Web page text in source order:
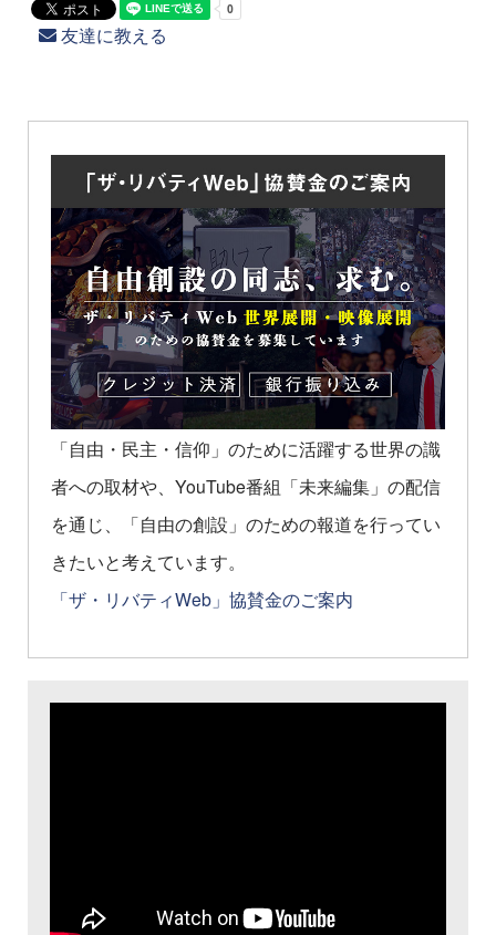
友達に教える
「自由・民主・信仰」のために活躍する世界の識
者への取材や、YouTube番組「未来編集」の配信
を通じ、「自由の創設」のための報道を行ってい
きたいと考えています。
「ザ・リバティWeb」協賛金のご案内